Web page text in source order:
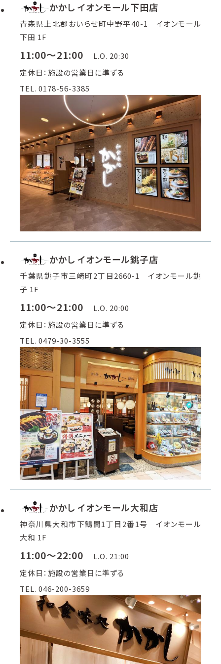
かかし イオンモール下田店
青森県上北郡おいらせ町中野平40-1 イオンモール
下田 1F
11:00～21:00
L.O. 20:30
定休日：施設の営業日に準ずる
TEL. 0178-56-3385
かかし イオンモール銚子店
千葉県銚子市三崎町2丁目2660-1 イオンモール銚
子 1F
11:00～21:00
L.O. 20:00
定休日：施設の営業日に準ずる
TEL. 0479-30-3555
かかし イオンモール大和店
神奈川県大和市下鶴間1丁目2番1号 イオンモール
大和 1F
11:00～22:00
L.O. 21:00
定休日：施設の営業日に準ずる
TEL. 046-200-3659